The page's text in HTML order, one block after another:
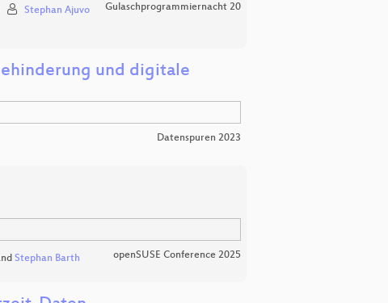
Stephan Ajuvo Gulaschprogrammiernacht 20
und digitale
Datenspuren 2023
Stephan Barth openSUSE Conference 2025